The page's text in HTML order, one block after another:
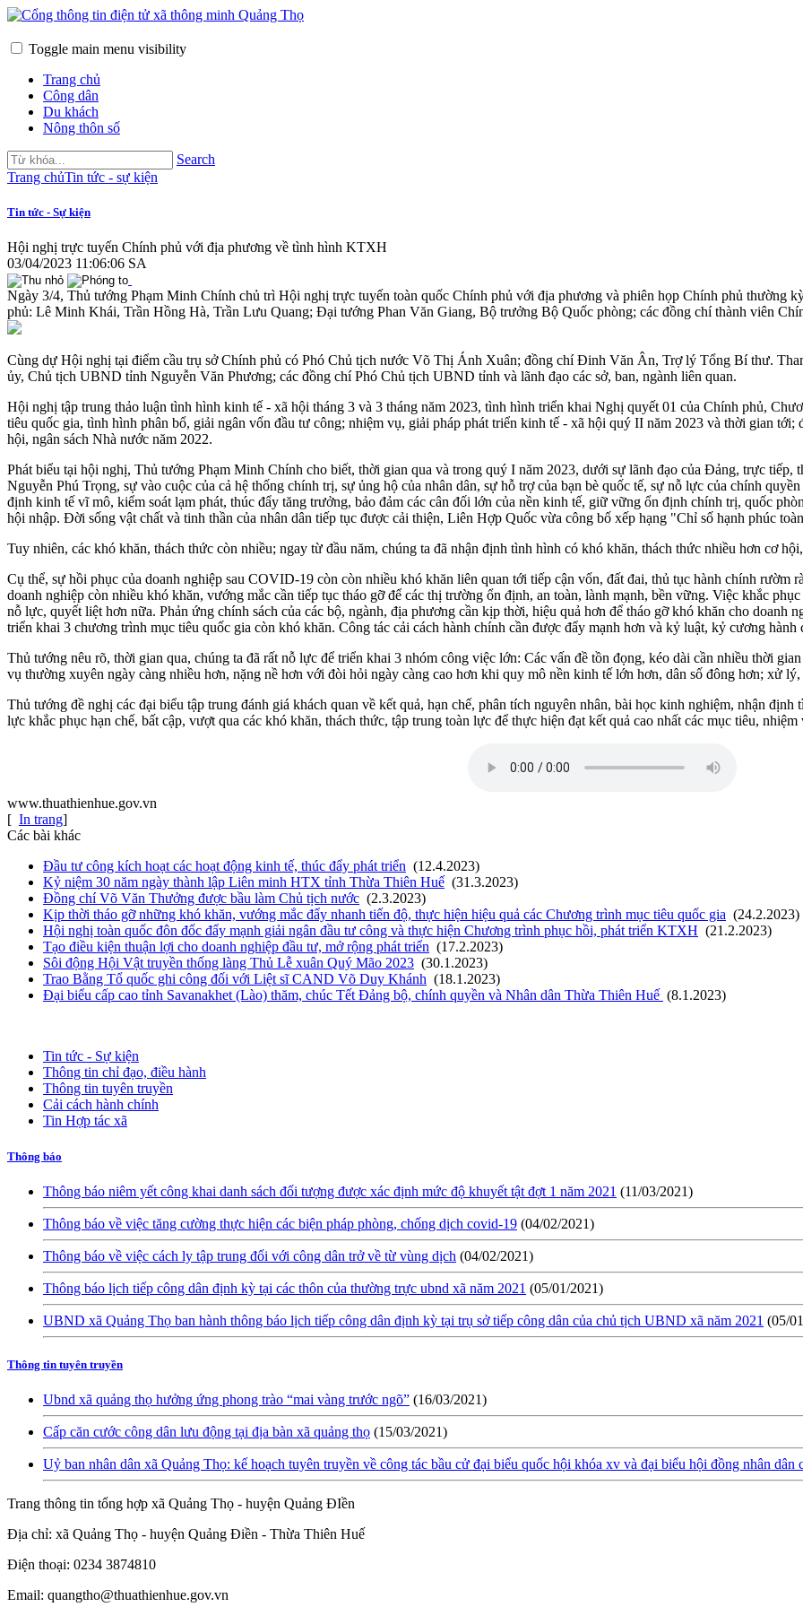
Toggle main menu visibility
Trang chủ
Công dân
Du khách
Nông thôn số
Search
Trang chủTin tức - sự kiện
Tin tức - Sự kiện
Hội nghị trực tuyến Chính phủ với địa phương về tình hình KTXH
03/04/2023 11:06:06 SA
Ngày 3/4, Thủ tướng Phạm Minh Chính chủ trì Hội nghị trực tuyến toàn quốc Chính phủ với địa phương và phiên họp Chính phủ thường
phủ: Lê Minh Khái, Trần Hồng Hà, Trần Lưu Quang; Đại tướng Phan Văn Giang, Bộ trưởng Bộ Quốc phòng; các đồng chí thành viên
Cùng dự Hội nghị tại điểm cầu trụ sở Chính phủ có Phó Chủ tịch nước Võ Thị Ánh Xuân; đồng chí Đinh Văn Ân, Trợ lý Tổng Bí thư.
ủy, Chủ tịch UBND tỉnh Nguyễn Văn Phương; các đồng chí Phó Chủ tịch UBND tỉnh và lãnh đạo các sở, ban, ngành liên quan.
Hội nghị tập trung thảo luận tình hình kinh tế - xã hội tháng 3 và 3 tháng năm 2023, tình hình triển khai Nghị quyết 01 của Chính phủ,
tiêu quốc gia, tình hình phân bổ, giải ngân vốn đầu tư công; nhiệm vụ, giải pháp phát triển kinh tế - xã hội quý II năm 2023 và thời gian tới;
hội, ngân sách Nhà nước năm 2022.
Phát biểu tại hội nghị, Thủ tướng Phạm Minh Chính cho biết, thời gian qua và trong quý I năm 2023, dưới sự lãnh đạo của Đảng, trực
Nguyễn Phú Trọng, sự vào cuộc của cả hệ thống chính trị, sự ủng hộ của nhân dân, sự hỗ trợ của bạn bè quốc tế, sự nỗ lực của chính
định kinh tế vĩ mô, kiểm soát lạm phát, thúc đẩy tăng trưởng, bảo đảm các cân đối lớn của nền kinh tế, giữ vững ổn định chính trị, quốc
hội nhập. Đời sống vật chất và tinh thần của nhân dân tiếp tục được cải thiện, Liên Hợp Quốc vừa công bố xếp hạng "Chỉ số hạnh phúc
Tuy nhiên, các khó khăn, thách thức còn nhiều; ngay từ đầu năm, chúng ta đã nhận định tình hình có khó khăn, thách thức nhiều hơn cơ
Cụ thể, sự hồi phục của doanh nghiệp sau COVID-19 còn còn nhiều khó khăn liên quan tới tiếp cận vốn, đất đai, thủ tục hành chính rườm
doanh nghiệp còn nhiều khó khăn, vướng mắc cần tiếp tục tháo gỡ để các thị trường ổn định, an toàn, lành mạnh, bền vững. Việc khắc
nỗ lực, quyết liệt hơn nữa. Phản ứng chính sách của các bộ, ngành, địa phương cần kịp thời, hiệu quả hơn để tháo gỡ khó khăn cho doanh
triển khai 3 chương trình mục tiêu quốc gia còn khó khăn. Công tác cải cách hành chính cần được đẩy mạnh hơn và kỷ luật, kỷ cương
Thủ tướng nêu rõ, thời gian qua, chúng ta đã rất nỗ lực để triển khai 3 nhóm công việc lớn: Các vấn đề tồn đọng, kéo dài cần nhiều thời
vụ thường xuyên ngày càng nhiều hơn, nặng nề hơn với đòi hỏi ngày càng cao hơn khi quy mô nền kinh tế lớn hơn, dân số đông hơn; xử
Thủ tướng đề nghị các đại biểu tập trung đánh giá khách quan về kết quả, hạn chế, phân tích nguyên nhân, bài học kinh nghiệm, nhận
lực khắc phục hạn chế, bất cập, vượt qua các khó khăn, thách thức, tập trung toàn lực để thực hiện đạt kết quả cao nhất các mục tiêu, nhiệm
www.thuathienhue.gov.vn
[ In trang]
Các bài khác
Đầu tư công kích hoạt các hoạt động kinh tế, thúc đẩy phát triển (12.4.2023)
Kỷ niệm 30 năm ngày thành lập Liên minh HTX tỉnh Thừa Thiên Huế (31.3.2023)
Đồng chí Võ Văn Thưởng được bầu làm Chủ tịch nước (2.3.2023)
Kịp thời tháo gỡ những khó khăn, vướng mắc đẩy nhanh tiến độ, thực hiện hiệu quả các Chương trình mục tiêu quốc gia (24.2.2023)
Hội nghị toàn quốc đôn đốc đẩy mạnh giải ngân đầu tư công và thực hiện Chương trình phục hồi, phát triển KTXH (21.2.2023)
Tạo điều kiện thuận lợi cho doanh nghiệp đầu tư, mở rộng phát triển (17.2.2023)
Sôi động Hội Vật truyền thống làng Thủ Lễ xuân Quý Mão 2023 (30.1.2023)
Trao Bằng Tổ quốc ghi công đối với Liệt sĩ CAND Võ Duy Khánh (18.1.2023)
Đại biểu cấp cao tỉnh Savanakhet (Lào) thăm, chúc Tết Đảng bộ, chính quyền và Nhân dân Thừa Thiên Huế (8.1.2023)
Tin tức - Sự kiện
Thông tin chỉ đạo, điều hành
Thông tin tuyên truyền
Cải cách hành chính
Tin Hợp tác xã
Thông báo
Thông báo niêm yết công khai danh sách đối tượng được xác định mức độ khuyết tật đợt 1 năm 2021 (11/03/2021)
Thông báo về việc tăng cường thực hiện các biện pháp phòng, chống dịch covid-19 (04/02/2021)
Thông báo về việc cách ly tập trung đối với công dân trở về từ vùng dịch (04/02/2021)
Thông báo lịch tiếp công dân định kỳ tại các thôn của thường trực ubnd xã năm 2021 (05/01/2021)
UBND xã Quảng Thọ ban hành thông báo lịch tiếp công dân định kỳ tại trụ sở tiếp công dân của chủ tịch UBND xã năm 2021 (05/
Thông tin tuyên truyền
Ubnd xã quảng thọ hưởng ứng phong trào “mai vàng trước ngõ” (16/03/2021)
Cấp căn cước công dân lưu động tại địa bàn xã quảng thọ (15/03/2021)
Uỷ ban nhân dân xã Quảng Thọ: kế hoạch tuyên truyền về công tác bầu cử đại biểu quốc hội khóa xv và đại biểu hội đồng nhân dân
Trang thông tin tổng hợp xã Quảng Thọ - huyện Quảng ĐIền
Địa chỉ: xã Quảng Thọ - huyện Quảng Điền - Thừa Thiên Huế
Điện thoại: 0234 3874810
Email: quangtho@thuathienhue.gov.vn